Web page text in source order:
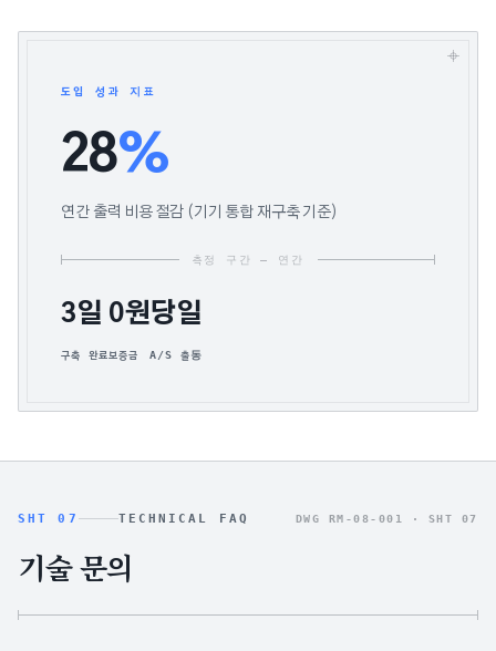
도입 성과 지표
28%
연간 출력 비용 절감 (기기 통합 재구축 기준)
측정 구간 — 연간
3일
구축 완료
0원
보증금
당일
A/S 출동
SHT 07 TECHNICAL FAQ DWG RM-08-001 · SHT 07
기술 문의